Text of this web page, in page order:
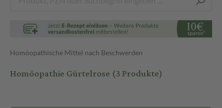
Homöopathische Mittel nach Beschwerden
Homöopathie Gürtelrose (3 Produkte)